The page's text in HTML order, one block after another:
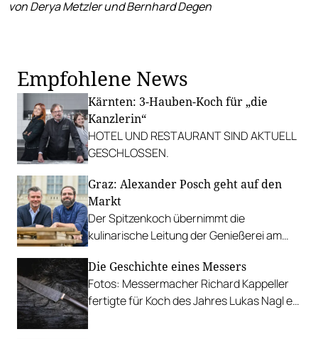
von Derya Metzler und Bernhard Degen
Empfohlene News
Kärnten: 3-Hauben-Koch für „die
Kanzlerin“
HOTEL UND RESTAURANT SIND AKTUELL
GESCHLOSSEN.
Graz: Alexander Posch geht auf den
Markt
Der Spitzenkoch übernimmt die
kulinarische Leitung der Genießerei am
Die Geschichte eines Messers
Fotos: Messermacher Richard Kappeller
fertigte für Koch des Jahres Lukas Nagl ein